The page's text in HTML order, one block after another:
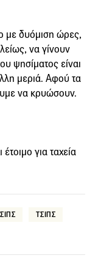
με δυόμιση ώρες,
να γίνουν
ψησίματος είναι
μεριά. Αφού τα
να κρυώσουν.
για ταχεία
ΤΣΙΠΣ